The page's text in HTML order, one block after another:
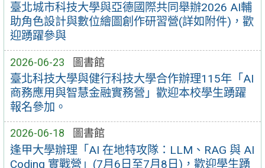
臺北城市科技大學與亞德國際共同舉辦2026 AI輔
助角色設計與數位繪圖創作研習營(詳如附件)，歡
迎踴躍參與
2026-06-23 圖書館
臺北科技大學與健行科技大學合作辦理115年「AI
商務應用與智慧金融實務營」歡迎本校學生踴躍
報名參加。
2026-06-18 圖書館
逢甲大學辦理「AI 在地特攻隊：LLM、RAG 與 AI
Coding 實戰營」(7月6日至7月8日)，歡迎學生踴